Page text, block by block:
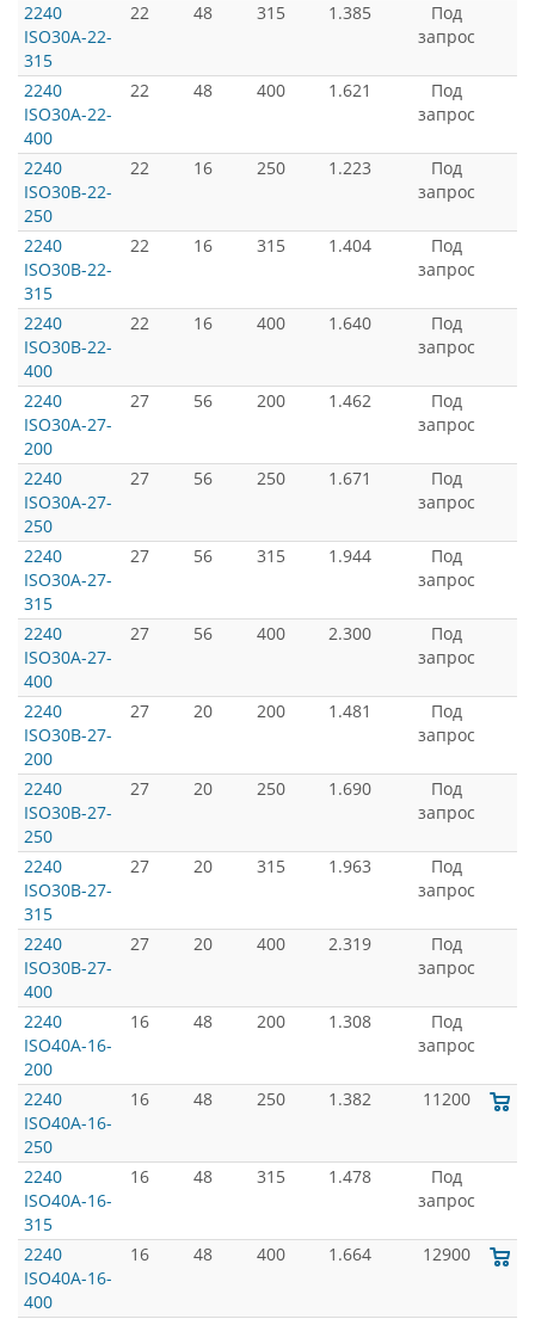
2240
ISO30A-22-
315
22 48 315 1.385
Под
запрос
2240
ISO30A-22-
400
22 48 400 1.621
Под
запрос
2240
ISO30B-22-
250
22 16 250 1.223
Под
запрос
2240
ISO30B-22-
315
22 16 315 1.404
Под
запрос
2240
ISO30B-22-
400
22 16 400 1.640
Под
запрос
2240
ISO30A-27-
200
27 56 200 1.462
Под
запрос
2240
ISO30A-27-
250
27 56 250 1.671
Под
запрос
2240
ISO30A-27-
315
27 56 315 1.944
Под
запрос
2240
ISO30A-27-
400
27 56 400 2.300
Под
запрос
2240
ISO30B-27-
200
27 20 200 1.481
Под
запрос
2240
ISO30B-27-
250
27 20 250 1.690
Под
запрос
2240
ISO30B-27-
315
27 20 315 1.963
Под
запрос
2240
ISO30B-27-
400
27 20 400 2.319
Под
запрос
2240
ISO40A-16-
200
16 48 200 1.308
Под
запрос
2240
ISO40A-16-
250
16 48 250 1.382 11200
2240
ISO40A-16-
315
16 48 315 1.478
Под
запрос
2240
ISO40A-16-
400
16 48 400 1.664 12900